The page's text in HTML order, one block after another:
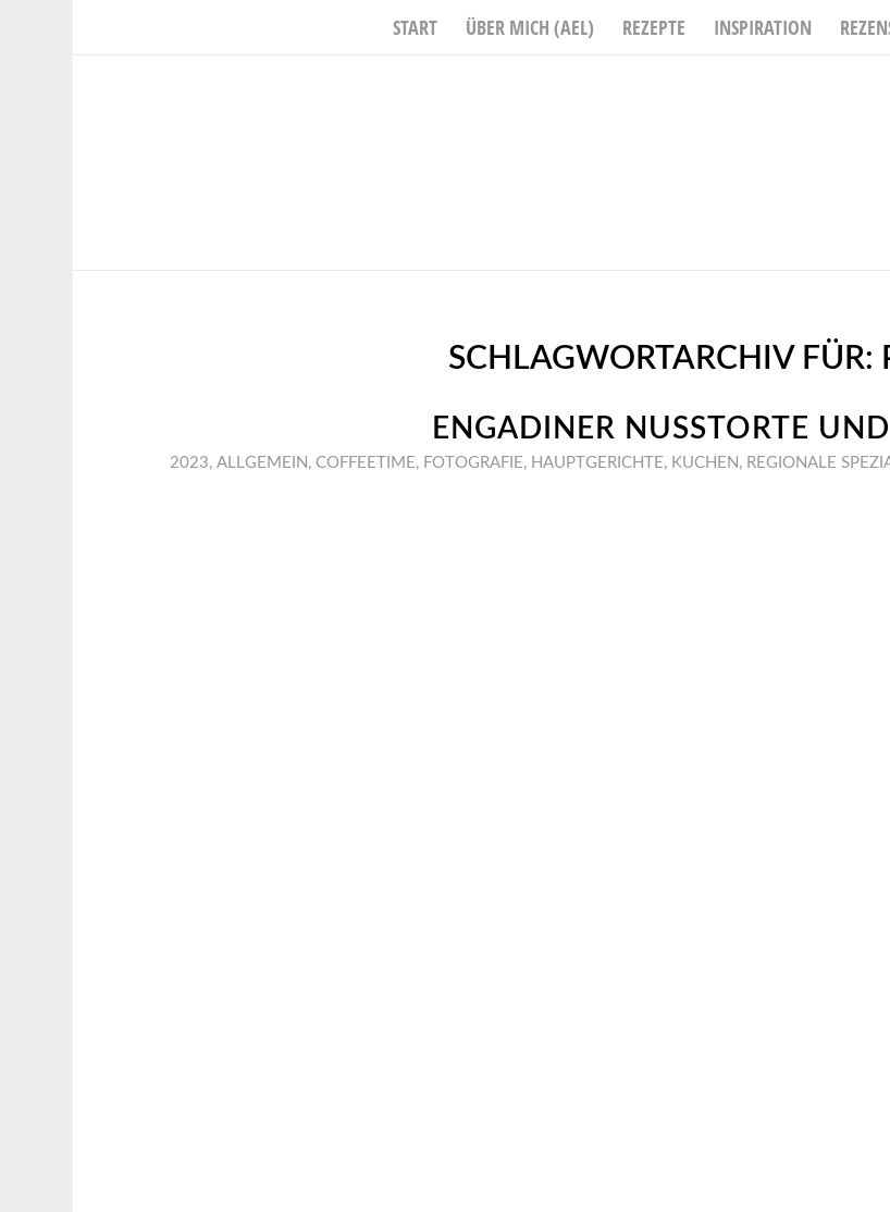
START ÜBER MICH (AEL) REZEPTE INSPIRATION
SCHLAGWORTARCHIV FÜR:
ENGADINER NUSSTORTE
2023, ALLGEMEIN , COFFEETIME, FOTOGRAFIE, HAUPTGERICHTE, KUCHEN , REGIONALE